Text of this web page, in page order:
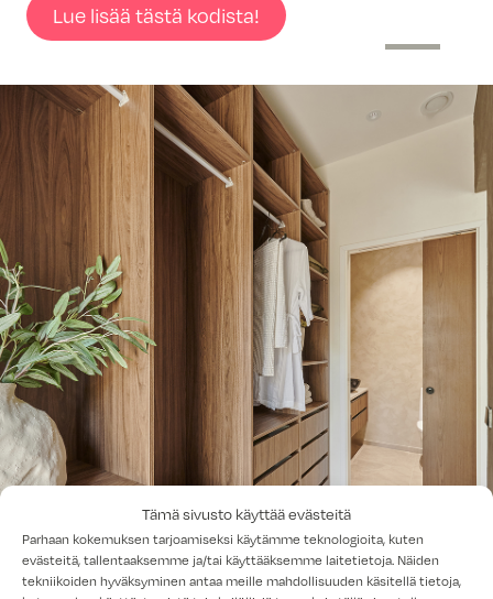
Tämä sivusto käyttää evästeitä
Parhaan kokemuksen tarjoamiseksi käytämme teknologioita, kuten
evästeitä, tallentaaksemme ja/tai käyttääksemme laitetietoja. Näiden
tekniikoiden hyväksyminen antaa meille mahdollisuuden käsitellä tietoja,
Lue lisää tästä kodista!